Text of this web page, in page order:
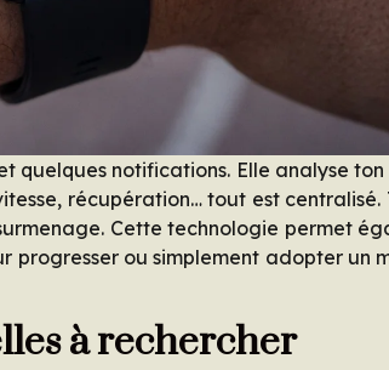
quelques notifications. Elle analyse
récupération… tout est centralisé.
Cette technologie permet
progresser ou simplement adopter un
à rechercher